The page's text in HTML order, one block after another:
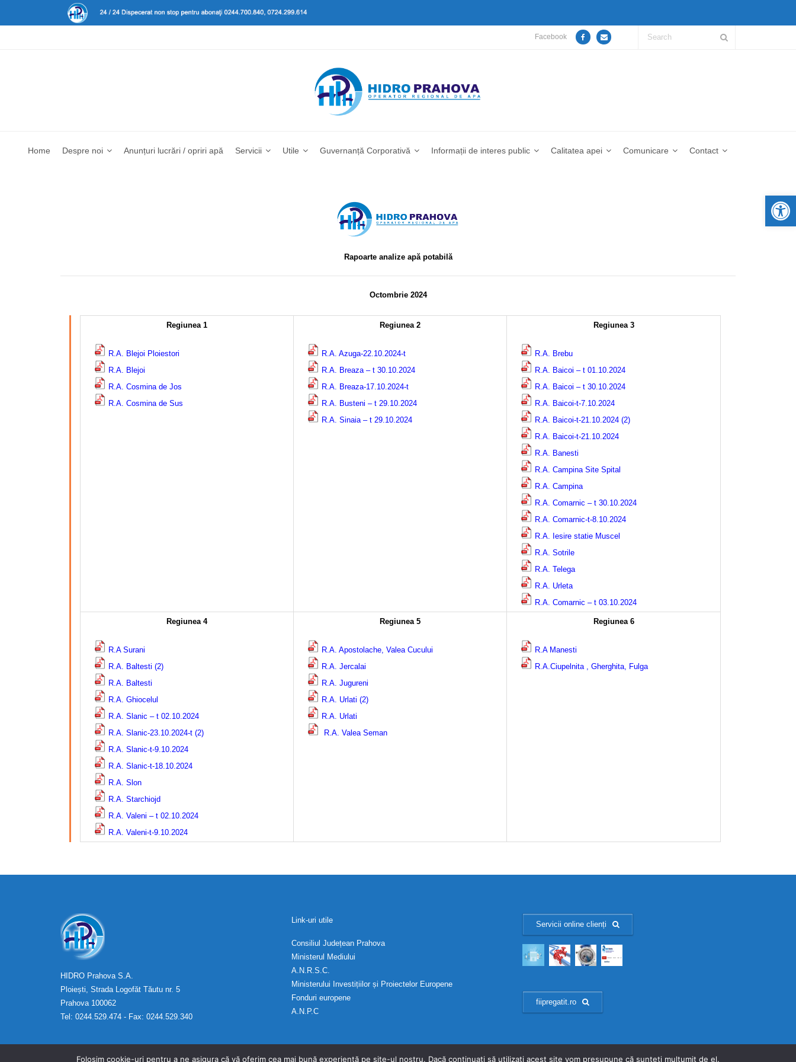
Facebook
Home Despre noi Anunțuri lucrări / opriri apă Servicii Utile Guvernanță Corporativă Informații de interes public Calitatea apei Comunicare Contact
Rapoarte analize apă potabilă
Octombrie 2024
Regiunea 1
R.A. Blejoi Ploiestori
R.A. Blejoi
R.A. Cosmina de Jos
R.A. Cosmina de Sus
Regiunea 2
R.A. Azuga-22.10.2024-t
R.A. Breaza – t 30.10.2024
R.A. Breaza-17.10.2024-t
R.A. Busteni – t 29.10.2024
R.A. Sinaia – t 29.10.2024
Regiunea 3
R.A. Brebu
R.A. Baicoi – t 01.10.2024
R.A. Baicoi – t 30.10.2024
R.A. Baicoi-t-7.10.2024
R.A. Baicoi-t-21.10.2024 (2)
R.A. Baicoi-t-21.10.2024
R.A. Banesti
R.A. Campina Site Spital
R.A. Campina
R.A. Comarnic – t 30.10.2024
R.A. Comarnic-t-8.10.2024
R.A. Iesire statie Muscel
R.A. Sotrile
R.A. Telega
R.A. Urleta
R.A. Comarnic – t 03.10.2024
Regiunea 4
R.A Surani
R.A. Baltesti (2)
R.A. Baltesti
R.A. Ghiocelul
R.A. Slanic – t 02.10.2024
R.A. Slanic-23.10.2024-t (2)
R.A. Slanic-t-9.10.2024
R.A. Slanic-t-18.10.2024
R.A. Slon
R.A. Starchiojd
R.A. Valeni – t 02.10.2024
R.A. Valeni-t-9.10.2024
Regiunea 5
R.A. Apostolache, Valea Cucului
R.A. Jercalai
R.A. Jugureni
R.A. Urlati (2)
R.A. Urlati
R.A. Valea Seman
Regiunea 6
R.A Manesti
R.A.Ciupelnita , Gherghita, Fulga
HIDRO Prahova S.A.
Ploiești, Strada Logofăt Tăutu nr. 5
Prahova 100062
Tel: 0244.529.474 - Fax: 0244.529.340
Link-uri utile
Consiliul Județean Prahova
Ministerul Mediului
A.N.R.S.C.
Ministerului Investițiilor și Proiectelor Europene
Fonduri europene
A.N.P.C
Servicii online clienți
fiipregatit.ro
Folosim cookie-uri pentru a ne asigura că vă oferim cea mai bună experiență pe site-ul nostru. Dacă continuați să utilizați acest site vom presupune că sunteți mulțumit de el.